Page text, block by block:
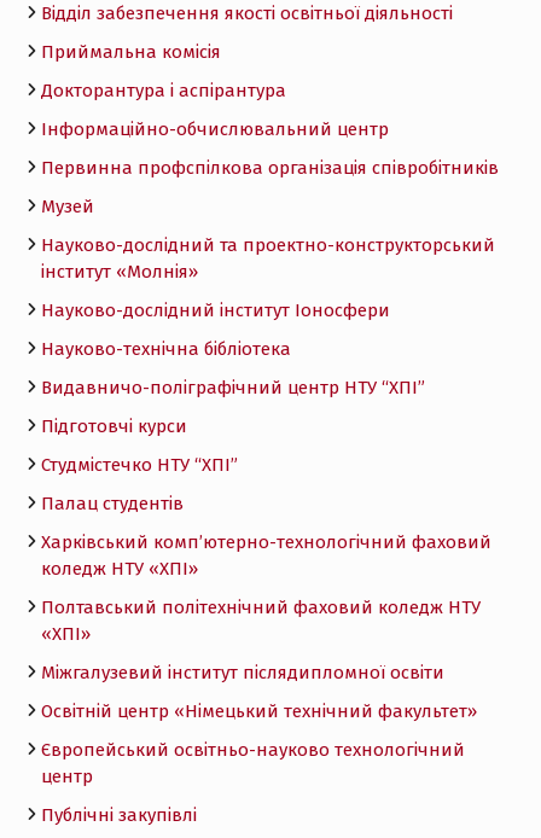
Відділ забезпечення якості освітньої діяльності
Приймальна комісія
Докторантура і аспірантура
Інформаційно-обчислювальний центр
Первинна профспілкова організація співробітників
Музей
Науково-дослідний та проектно-конструкторський
інститут «Молнія»
Науково-дослідний інститут Іоносфери
Науково-технічна бібліотека
Видавничо-поліграфічний центр НТУ “ХПІ”
Підготовчі курси
Студмістечко НТУ “ХПІ”
Палац студентів
Харківський комп’ютерно-технологічний фаховий
коледж НТУ «ХПI»
Полтавський політехнічний фаховий коледж НТУ
«ХПI»
Міжгалузевий інститут післядипломної освіти
Освітній центр «Німецький технічний факультет»
Європейський освітньо-науково технологічний
центр
Публічні закупівлі